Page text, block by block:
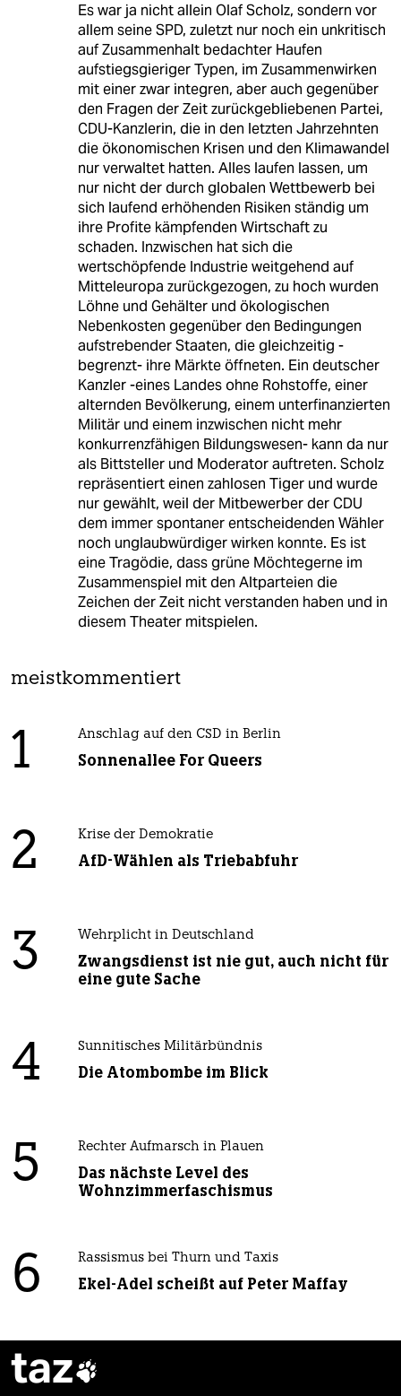
Es war ja nicht allein Olaf Scholz, sondern vor
allem seine SPD, zuletzt nur noch ein unkritisch
auf Zusammenhalt bedachter Haufen
aufstiegsgieriger Typen, im Zusammenwirken
mit einer zwar integren, aber auch gegenüber
den Fragen der Zeit zurückgebliebenen Partei,
CDU-Kanzlerin, die in den letzten Jahrzehnten
die ökonomischen Krisen und den Klimawandel
nur verwaltet hatten. Alles laufen lassen, um
nur nicht der durch globalen Wettbewerb bei
sich laufend erhöhenden Risiken ständig um
ihre Profite kämpfenden Wirtschaft zu
schaden. Inzwischen hat sich die
wertschöpfende Industrie weitgehend auf
Mitteleuropa zurückgezogen, zu hoch wurden
Löhne und Gehälter und ökologischen
Nebenkosten gegenüber den Bedingungen
aufstrebender Staaten, die gleichzeitig -
begrenzt- ihre Märkte öffneten. Ein deutscher
Kanzler -eines Landes ohne Rohstoffe, einer
alternden Bevölkerung, einem unterfinanzierten
Militär und einem inzwischen nicht mehr
konkurrenzfähigen Bildungswesen- kann da nur
als Bittsteller und Moderator auftreten. Scholz
repräsentiert einen zahlosen Tiger und wurde
nur gewählt, weil der Mitbewerber der CDU
dem immer spontaner entscheidenden Wähler
noch unglaubwürdiger wirken konnte. Es ist
eine Tragödie, dass grüne Möchtegerne im
Zusammenspiel mit den Altparteien die
Zeichen der Zeit nicht verstanden haben und in
diesem Theater mitspielen.
meistkommentiert
1 Anschlag auf den CSD in Berlin
Sonnenallee For Queers
2 Krise der Demokratie
AfD-Wählen als Triebabfuhr
3 Wehrplicht in Deutschland
Zwangsdienst ist nie gut, auch nicht für
eine gute Sache
4 Sunnitisches Militärbündnis
Die Atombombe im Blick
5 Rechter Aufmarsch in Plauen
Das nächste Level des
Wohnzimmerfaschismus
6 Rassismus bei Thurn und Taxis
Ekel-Adel scheißt auf Peter Maffay
taz